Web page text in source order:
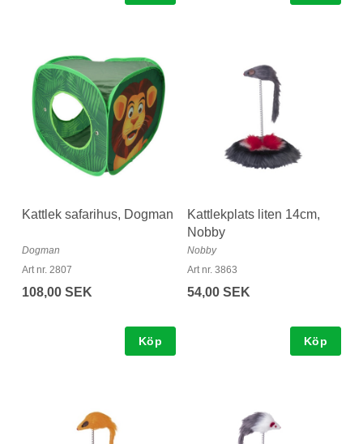
Kattlek safarihus, Dogman
Dogman
Art nr. 2807
108,00 SEK
Köp
Kattlekplats liten 14cm,
Nobby
Nobby
Art nr. 3863
54,00 SEK
Köp